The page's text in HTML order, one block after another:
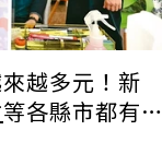
越多元！新
等各縣市都有特